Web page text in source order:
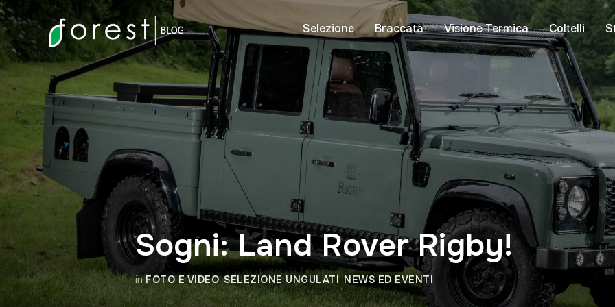
Selezione Braccata Visione Termica Coltelli
Sogni: Land Rover Rigby!
inFOTO E VIDEO,SELEZIONE UNGULATI,NEWS ED EVENTI